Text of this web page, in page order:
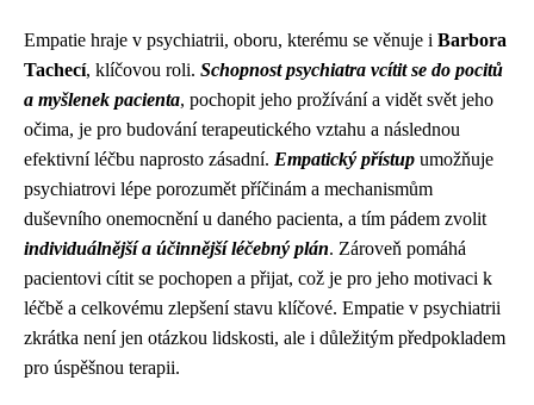
Empatie hraje v psychiatrii, oboru, kterému se věnuje i Barbora
Tachecí, klíčovou roli. Schopnost psychiatra vcítit se do pocitů
a myšlenek pacienta, pochopit jeho prožívání a vidět svět jeho
očima, je pro budování terapeutického vztahu a následnou
efektivní léčbu naprosto zásadní. Empatický přístup umožňuje
psychiatrovi lépe porozumět příčinám a mechanismům
duševního onemocnění u daného pacienta, a tím pádem zvolit
individuálnější a účinnější léčebný plán. Zároveň pomáhá
pacientovi cítit se pochopen a přijat, což je pro jeho motivaci k
léčbě a celkovému zlepšení stavu klíčové. Empatie v psychiatrii
zkrátka není jen otázkou lidskosti, ale i důležitým předpokladem
pro úspěšnou terapii.